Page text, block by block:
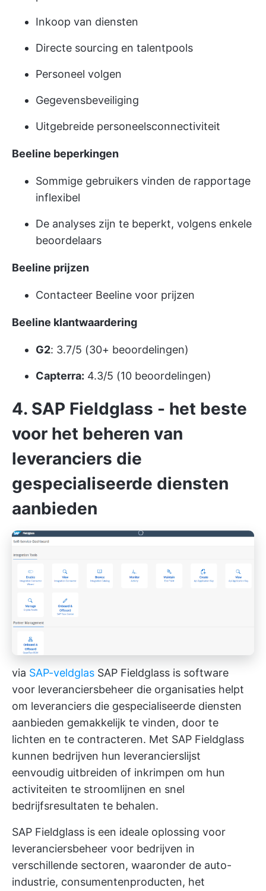
Inkoop van diensten
Directe sourcing en talentpools
Personeel volgen
Gegevensbeveiliging
Uitgebreide personeelsconnectiviteit
Beeline beperkingen
Sommige gebruikers vinden de rapportage
inflexibel
De analyses zijn te beperkt, volgens enkele
beoordelaars
Beeline prijzen
Contacteer Beeline voor prijzen
Beeline klantwaardering
G2: 3.7/5 (30+ beoordelingen)
Capterra: 4.3/5 (10 beoordelingen)
4. SAP Fieldglass - het beste
voor het beheren van
leveranciers die
gespecialiseerde diensten
aanbieden
via SAP-veldglas SAP Fieldglass is software
voor leveranciersbeheer die organisaties helpt
om leveranciers die gespecialiseerde diensten
aanbieden gemakkelijk te vinden, door te
lichten en te contracteren. Met SAP Fieldglass
kunnen bedrijven hun leverancierslijst
eenvoudig uitbreiden of inkrimpen om hun
activiteiten te stroomlijnen en snel
bedrijfsresultaten te behalen.
SAP Fieldglass is een ideale oplossing voor
leveranciersbeheer voor bedrijven in
verschillende sectoren, waaronder de auto-
industrie, consumentenproducten, het